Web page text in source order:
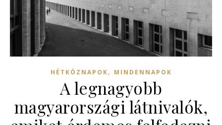
HÉTKÖZNAPOK, MINDENNAPOK
A legnagyobb
magyarországi látnivalók,